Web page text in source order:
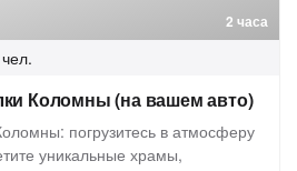
2 часа
Коломны (на вашем авто)
погрузитесь в атмосферу
уникальные храмы,